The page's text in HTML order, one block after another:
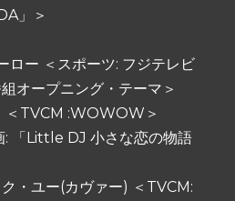
」＞
ロー ＜スポーツ: フジテレビ
オープニング・テーマ＞
＜TVCM :WOWOW＞
: 「Little DJ 小さな恋の物語
・ユー(カヴァー) ＜TVCM: